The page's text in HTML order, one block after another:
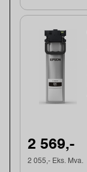
2 569,-
2 055,- Eks. Mva.